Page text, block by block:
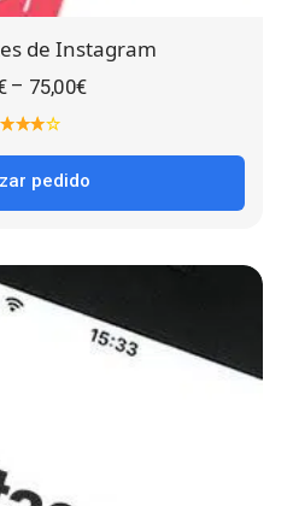
de Instagram
– 75,00€
pedido